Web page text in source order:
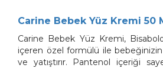
Carine Bebek Yüz Kremi 50
Carine Bebek Yüz Kremi,
içeren özel formülü ile
ve yatıştırır. Pantenol içeriği